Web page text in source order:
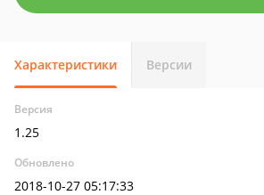
Характеристики Версии
Версия
1.25
Обновлено
2018-10-27 05:17:33